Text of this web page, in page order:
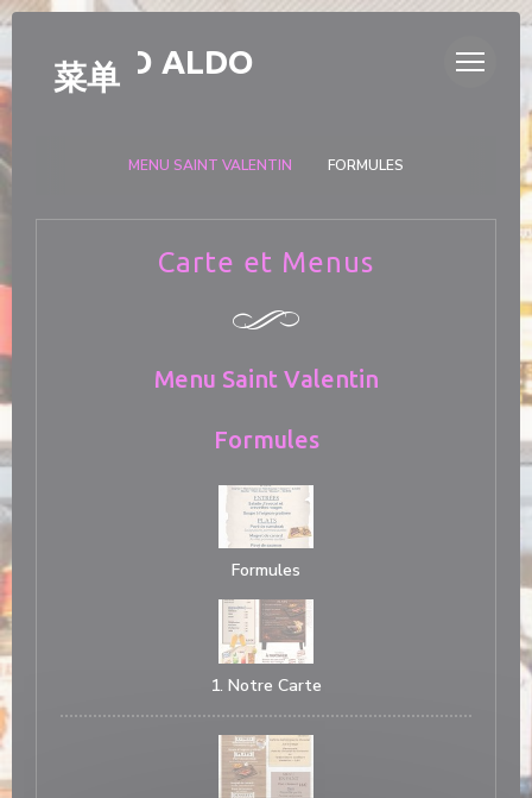
Cookie管理面板
BISTRO ALDO
菜单
Carte et Menus
Menu Saint Valentin
Formules
Formules
1. Notre Carte
MENU SAINT VALENTIN FORMULES